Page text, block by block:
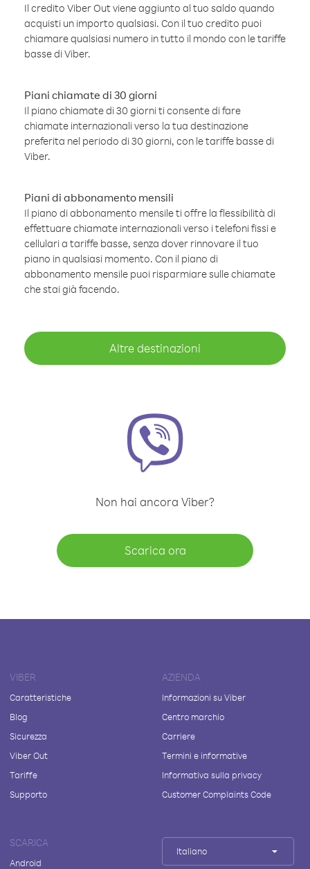
Il credito Viber Out viene aggiunto al tuo saldo quando
acquisti un importo qualsiasi. Con il tuo credito puoi
chiamare qualsiasi numero in tutto il mondo con le tariffe
basse di Viber.
Piani chiamate di 30 giorni
Il piano chiamate di 30 giorni ti consente di fare
chiamate internazionali verso la tua destinazione
preferita nel periodo di 30 giorni, con le tariffe basse di
Viber.
Piani di abbonamento mensili
Il piano di abbonamento mensile ti offre la flessibilità di
effettuare chiamate internazionali verso i telefoni fissi e
cellulari a tariffe basse, senza dover rinnovare il tuo
piano in qualsiasi momento. Con il piano di
abbonamento mensile puoi risparmiare sulle chiamate
che stai già facendo.
Altre destinazioni
Non hai ancora Viber?
Scarica ora
VIBER
Caratteristiche
Blog
Sicurezza
Viber Out
Tariffe
Supporto
AZIENDA
Informazioni su Viber
Centro marchio
Carriere
Termini e informative
Informativa sulla privacy
Customer Complaints Code
SCARICA
Android
Italiano